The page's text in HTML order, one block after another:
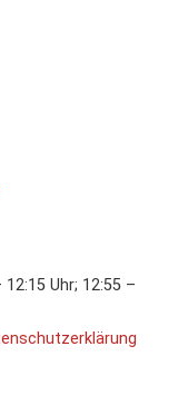
Uhr; 12:55 –